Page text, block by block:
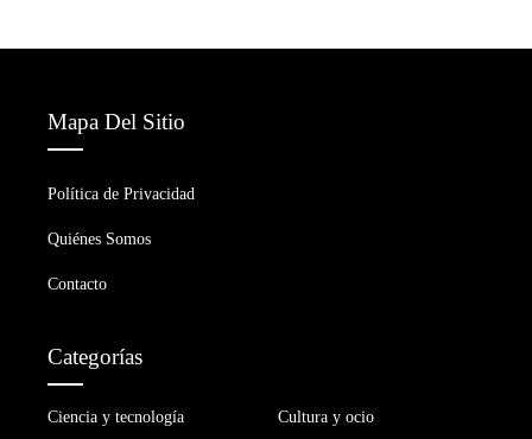
Mapa Del Sitio
Política de Privacidad
Quiénes Somos
Contacto
Categorías
Ciencia y tecnología Cultura y ocio